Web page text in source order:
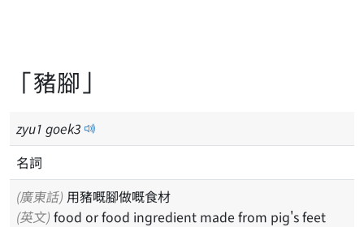
「豬腳」
zyu1 goek3
名詞
(廣東話) 用豬嘅腳做嘅食材
(英文) food or food ingredient made from pig's feet